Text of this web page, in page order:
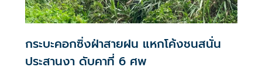
กระบะคอกซิ่งฝ่าสายฝน แหกโค้งชนสนั่น
ประสานงา ดับคาที่ 6 ศพ